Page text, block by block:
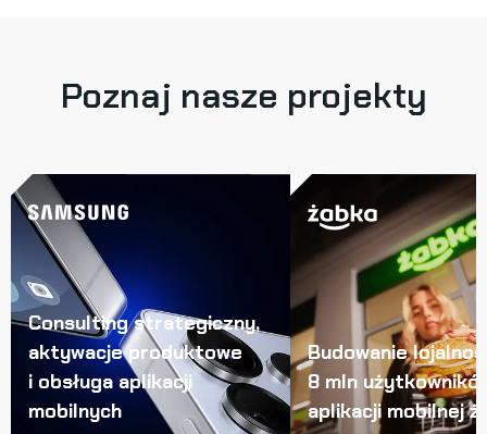
Poznaj nasze projekty
Consulting strategiczny,
aktywacje produktowe
i obsługa aplikacji
mobilnych
Budowanie
8 mln
aplikacji mobilnej